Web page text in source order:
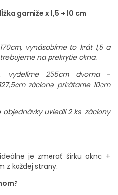
garniže x 1,5 + 10 cm
vynásobíme to krát 1,5 a
na prekrytie okna.
vydelíme 255cm dvoma -
záclone prirátame 10cm
uviedli 2 ks záclony
je zmerať šírku okna +
z každej strany.